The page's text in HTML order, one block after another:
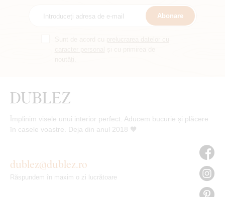
Abonare
Împlinim visele unui interior perfect. Aducem bucurie și plăcere
în casele voastre. Deja din anul 2018 🧡
dublez@dublez.ro
Răspundem în maxim o zi lucrătoare